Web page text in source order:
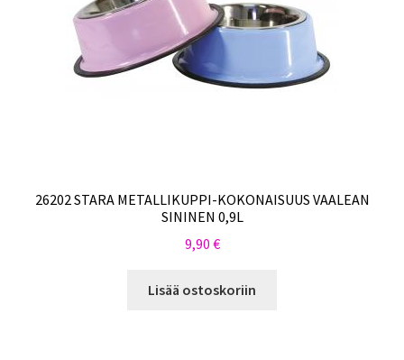
26202 STARA METALLIKUPPI-KOKONAISUUS VAALEAN
SININEN 0,9L
9,90 €
Lisää ostoskoriin